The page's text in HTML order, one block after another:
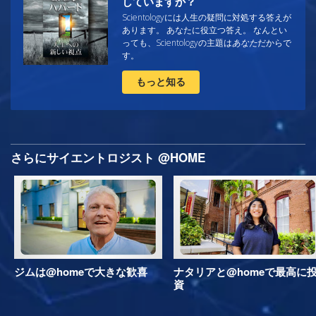
Scientologyには人生の疑問に対処する答えが
あります。 あなたに役立つ答え。 なんとい
っても、Scientologyの主題はあなただからで
す。
もっと知る
さらにサイエントロジスト @HOME
ジムは@homeで大きな歓喜
ナタリアと@homeで最高に
資